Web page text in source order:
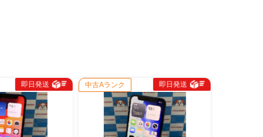
中古Aランク 即日発送 中古Aランク